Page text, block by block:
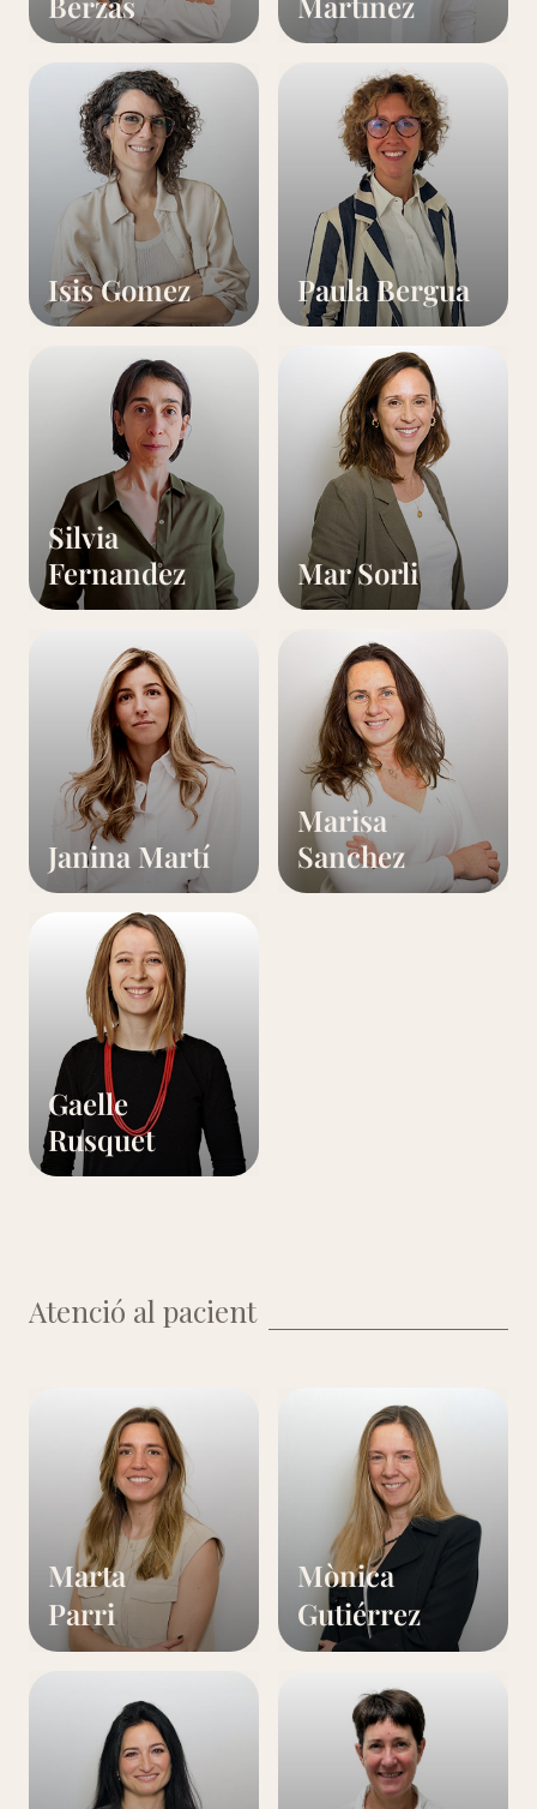
Isis Gomez Paula Bergua
Silvia
Fernandez
Mar Sorli
Janina Martí
Marisa
Sanchez
Gaelle
Rusquet
Atenció al pacient
Marta
Parri
Mònica
Gutiérrez